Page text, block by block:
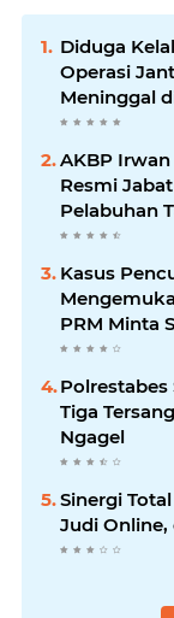
Diduga
Operasi
Meninggal
Keluarga
Jawab
AKBP
Resmi
Pelabuhan
Pimpinan
Sampaikan
Kasus
PRM Minta
Polrestabes
Tiga
Ngagel
Sinergi
Judi